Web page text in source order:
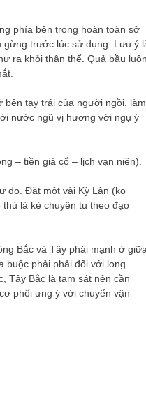
phía bên trong hoàn toàn sở
gừng trước lúc sử dụng. Lưu ý
ra khỏi thân thể. Quả bầu
tay trái của người ngồi, làm
nước ngũ vị hương với ngụ ý
– tiền giả cổ – lịch vạn niên).
do. Đặt một vài Kỳ Lân (ko
là kẻ chuyên tu theo đạo
Bắc và Tây phái mạnh ở
buộc phải phải đối với long
Tây Bắc là tam sát nên cần
phối ưng ý với chuyển vận